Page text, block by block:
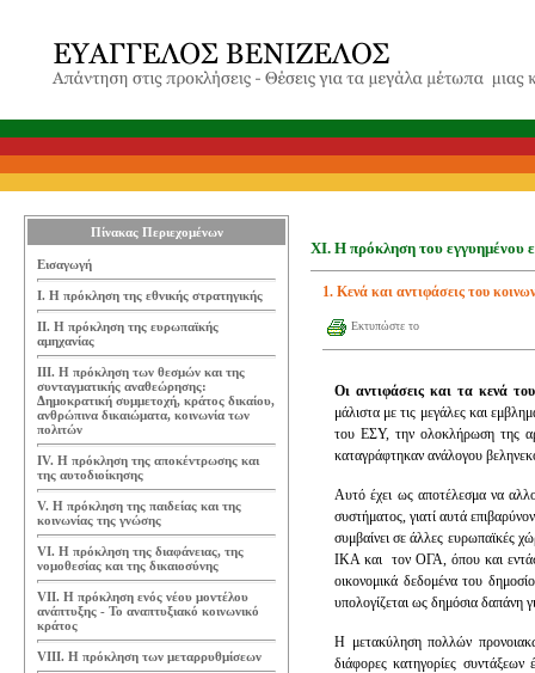
Πίνακας Περιεχομένων
Εισαγωγή
Ι. Η πρόκληση της εθνικής στρατηγικής
ΙΙ. Η πρόκληση της ευρωπαϊκής
αμηχανίας
ΙΙΙ. Η πρόκληση των θεσμών και της
συνταγματικής αναθεώρησης:
Δημοκρατική συμμετοχή, κράτος δικαίου,
ανθρώπινα δικαιώματα, κοινωνία των
πολιτών
IV. Η πρόκληση της αποκέντρωσης και
της αυτοδιοίκησης
V. Η πρόκληση της παιδείας και της
κοινωνίας της γνώσης
VI. Η πρόκληση της διαφάνειας, της
νομοθεσίας και της δικαιοσύνης
VII. Η πρόκληση ενός νέου μοντέλου
ανάπτυξης - Το αναπτυξιακό κοινωνικό
κράτος
VIII. Η πρόκληση των μεταρρυθμίσεων
ΧΙ. Η πρόκληση του εγγυημένου
1. Κενά και αντιφάσεις του
Εκτυπώστε το
Οι αντιφάσεις και τα κενά
μάλιστα με τις μεγάλες και
του ΕΣΥ, την ολοκλήρωση της
καταγράφτηκαν ανάλογου
Αυτό έχει ως αποτέλεσμα να
συστήματος, γιατί αυτά
συμβαίνει σε άλλες ευρωπαϊκές
ΙΚΑ και τον ΟΓΑ, όπου και
οικονομικά δεδομένα του
υπολογίζεται ως δημόσια δαπάνη
Η μετακύληση πολλών
διάφορες κατηγορίες